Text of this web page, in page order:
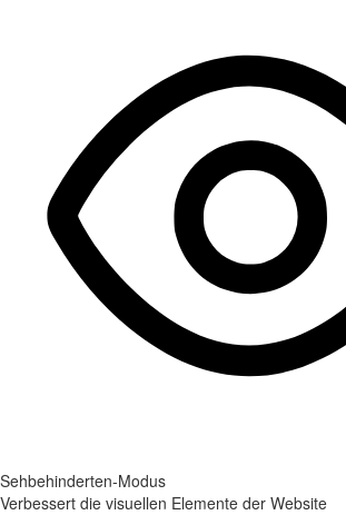
Sehbehinderten-Modus
Verbessert die visuellen Elemente der Website